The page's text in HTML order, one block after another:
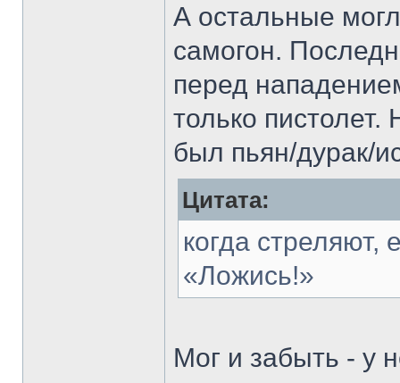
А остальные
самогон.
перед
только
был пьян/дурак/
Цитата:
когда стреляют,
«Ложись!»
Мог и забыть - у